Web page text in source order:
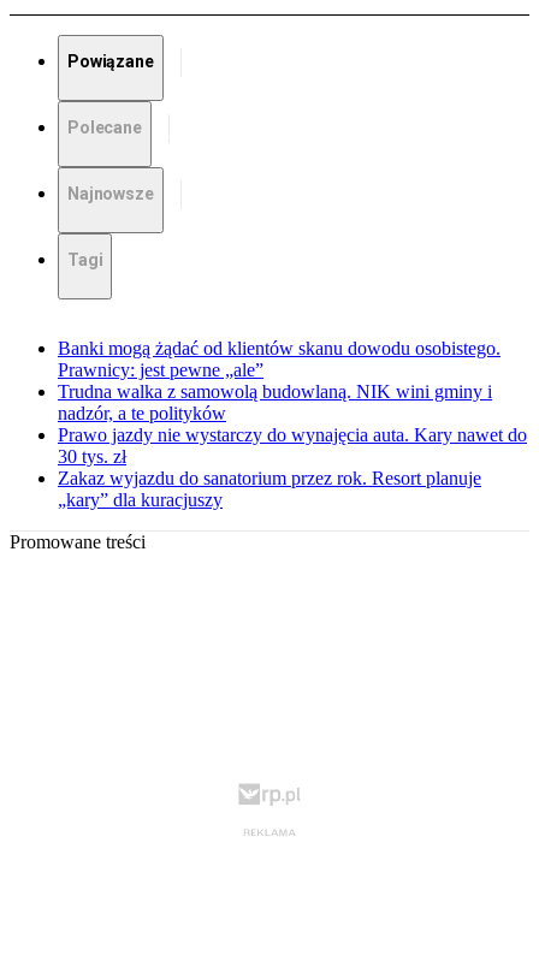
Powiązane
Polecane
Najnowsze
Tagi
Banki mogą żądać od klientów skanu dowodu osobistego.
Prawnicy: jest pewne „ale”
Trudna walka z samowolą budowlaną. NIK wini gminy i
nadzór, a te polityków
Prawo jazdy nie wystarczy do wynajęcia auta. Kary nawet do
30 tys. zł
Zakaz wyjazdu do sanatorium przez rok. Resort planuje
„kary” dla kuracjuszy
Promowane treści